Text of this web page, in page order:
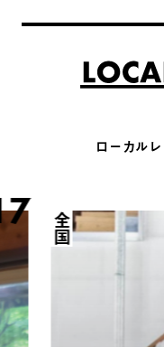
ローカル
全国